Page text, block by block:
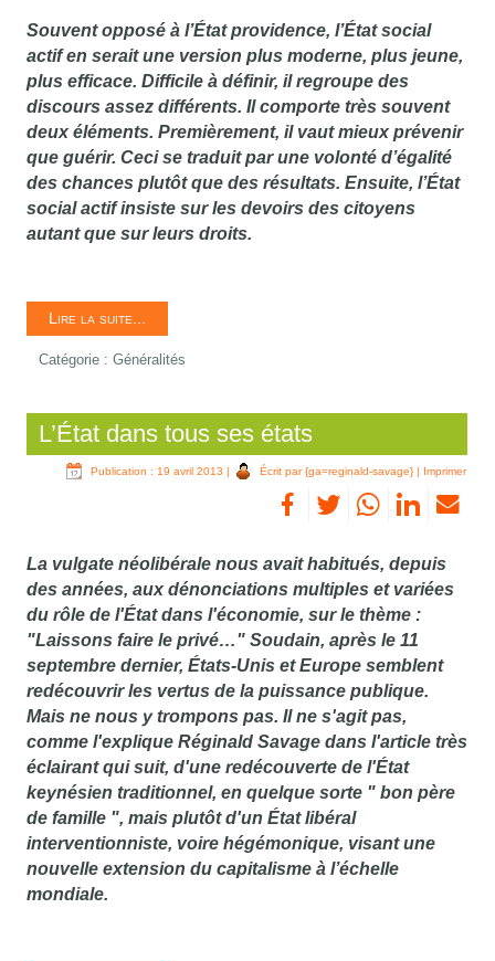
Souvent opposé à l’État providence, l’État social
actif en serait une version plus moderne, plus jeune,
plus efficace. Difficile à définir, il regroupe des
discours assez différents. Il comporte très souvent
deux éléments. Premièrement, il vaut mieux prévenir
que guérir. Ceci se traduit par une volonté d’égalité
des chances plutôt que des résultats. Ensuite, l’État
social actif insiste sur les devoirs des citoyens
autant que sur leurs droits.
Lire la suite...
Catégorie :Généralités
L’État dans tous ses états
Publication : 19 avril 2013 | Écrit par {ga=reginald-savage} | Imprimer
La vulgate néolibérale nous avait habitués, depuis
des années, aux dénonciations multiples et variées
du rôle de l'État dans l'économie, sur le thème :
"Laissons faire le privé…" Soudain, après le 11
septembre dernier, États-Unis et Europe semblent
redécouvrir les vertus de la puissance publique.
Mais ne nous y trompons pas. Il ne s'agit pas,
comme l'explique Réginald Savage dans l'article très
éclairant qui suit, d'une redécouverte de l'État
keynésien traditionnel, en quelque sorte " bon père
de famille ", mais plutôt d'un État libéral
interventionniste, voire hégémonique, visant une
nouvelle extension du capitalisme à l’échelle
mondiale.